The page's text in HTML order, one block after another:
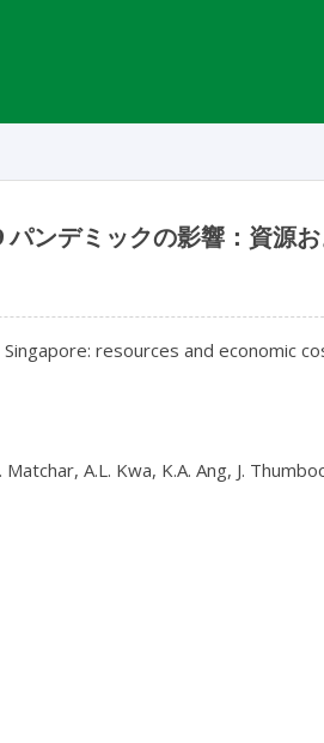
ンデミックの影響：資源
resources and economic
Matchar, A.L. Kwa, K.A. Ang, J.